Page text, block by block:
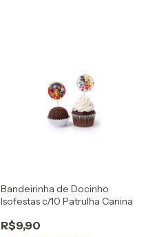
Bandeirinha de Docinho
Isofestas c/10 Patrulha Canina
R$9,90